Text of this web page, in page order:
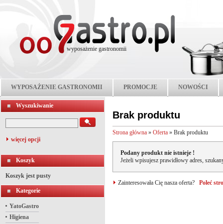
wyposażenie gastronomii
WYPOSAŻENIE GASTRONOMII PROMOCJE NOWOŚCI
Wyszukiwanie
więcej opcji
Koszyk
Koszyk jest pusty
Kategorie
YatoGastro
Higiena
Brak produktu
Strona główna » Oferta » Brak produktu
Podany produkt nie istnieje !
Jeżeli wpisujesz prawidłowy adres,
Zainteresowała Cię nasza oferta? Poleć